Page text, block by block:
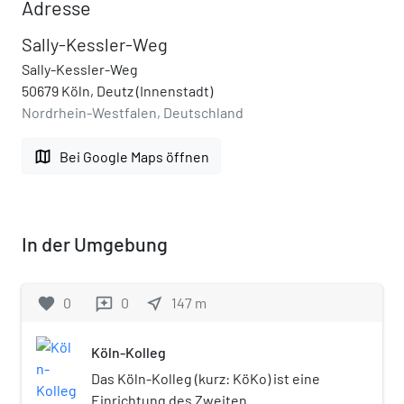
Adresse
Sally-Kessler-Weg
Sally-Kessler-Weg
50679 Köln, Deutz (Innenstadt)
Nordrhein-Westfalen, Deutschland
map Bei Google Maps öffnen
In der Umgebung
favorite 0 reviews 0 near_me 147 m
Köln-Kolleg
Das Köln-Kolleg (kurz: KöKo) ist eine
Einrichtung des Zweiten